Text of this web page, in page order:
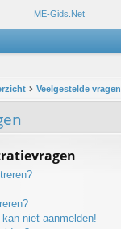
Veelgestelde vragen
kan niet aanmelden!